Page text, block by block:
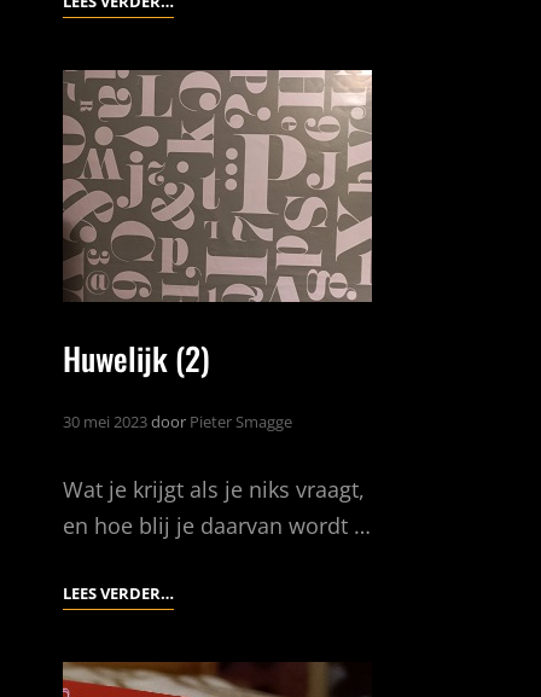
Huwelijk (2)
30 mei 2023door Pieter Smagge
Wat je krijgt als je niks vraagt,
en hoe blij je daarvan wordt …
LEES VERDER…HUWELIJK